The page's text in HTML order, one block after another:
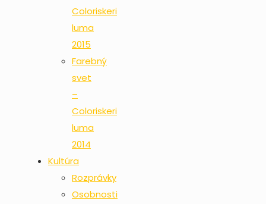
Coloriskeri
luma
2015
Farebný
svet
–
Coloriskeri
luma
2014
Kultúra
Rozprávky
Osobnosti